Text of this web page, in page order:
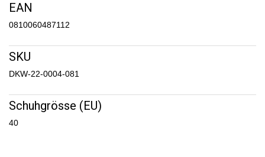
EAN
0810060487112
SKU
DKW-22-0004-081
Schuhgrösse (EU)
40